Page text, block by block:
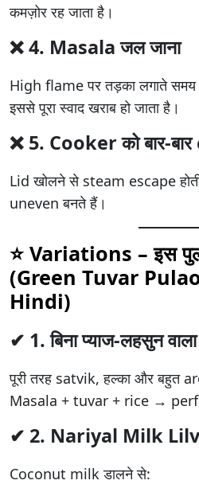
कमज़ोर रह जाता है।
❌ 4. Masala जल जाना
High flame पर तड़का लगाते समय
इससे पूरा स्वाद खराब हो जाता है।
❌ 5. Cooker को बार-
Lid खोलने से steam escape
uneven बनते हैं।
⭐Variations – इस
(Green Tuvar
Hindi)
✔ 1.बिना प्याज-लहसुन
पूरी तरह satvik, हल्का और बहुत
Masala + tuvar + rice →
✔ 2. Nariyal Milk
Coconut milk डालने से: